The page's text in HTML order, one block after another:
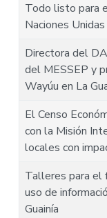
Todo listo para
Naciones Unidas
Directora del
del MESSEP y
Wayúu en La
El Censo
con la Misión
locales con
Talleres para el
uso de
Guainía